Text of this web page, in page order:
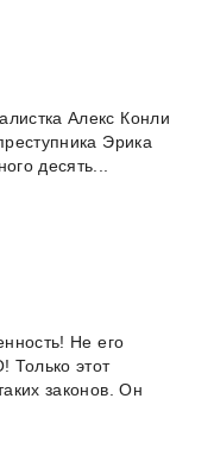
Алекс Конли
Эрика
десять...
Не его
Только этот
законов. Он